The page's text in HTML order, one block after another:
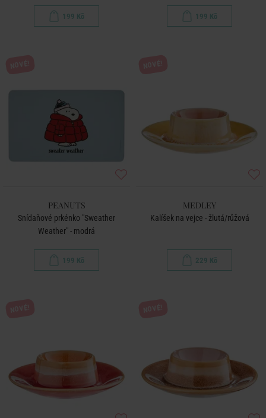
199 Kč 199 Kč
PEANUTS
Snídaňové prkénko "Sweather
Weather" - modrá
199 Kč
MEDLEY
Kalíšek na vejce - žlutá/růžová
229 Kč